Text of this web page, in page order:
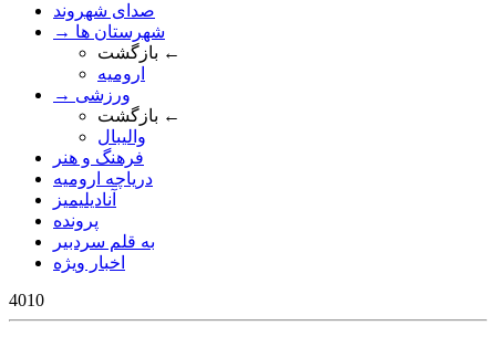
صدای شهروند
→ شهرستان ها
بازگشت ←
ارومیه
→ ورزشی
بازگشت ←
والیبال
فرهنگ و هنر
دریاچه ارومیه
آنادیلیمیز
پرونده
به قلم سردبیر
اخبار ویژه
4010